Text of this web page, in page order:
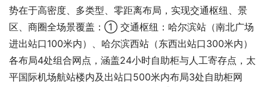
势在于高密度、多类型、零距离布局，实现交通枢纽、景
区、商圈全场景覆盖：① 交通枢纽：哈尔滨站（南北广场
进出站口100米内）、哈尔滨西站（东西出站口300米内）
各布局4处组合网点，涵盖24小时自助柜与人工寄存点，太
平国际机场航站楼内及出站口500米内布局3处自助柜网